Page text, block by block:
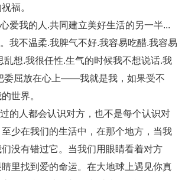
同性恋 交往 搭讪 光棍节
会 情感语录 情商 两性健康
福。
我的人.共同建立美好生活的另一半...
不温柔.我脾气不好.我容易吃醋.我容易
乱想.我很任性.生气的时候我不想说话.我
委屈放在心上——我就是我，如果受不
世界。
人都会认识对方，也不是每个认识对
少在我们的生活中，在那个地方，当我
没有错过它。当我们用眼睛看着对方
里找到爱的命运。在大地球上遇见你真